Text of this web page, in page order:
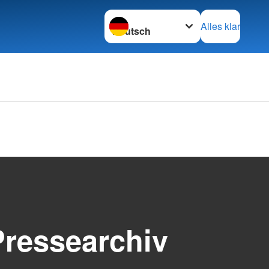
Sprache wechseln zu
Alles klar
Kleidercontainer
Gesamtübersicht
Ehrenamt